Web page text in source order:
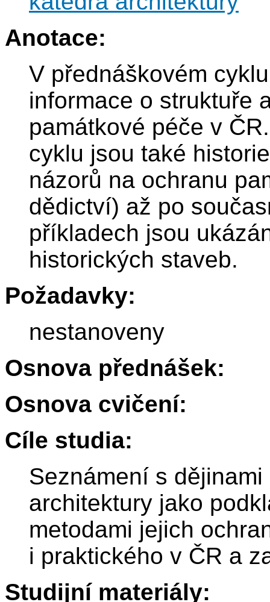
Anotace:
V přednáškovém
informace o struktuře
památkové péče v
cyklu jsou také
názorů na ochranu
dědictví) až po
příkladech jsou
historických staveb.
Požadavky:
nestanoveny
Osnova přednášek:
Osnova cvičení:
Cíle studia:
Seznámení s
architektury jako
metodami jejich
i praktického v ČR a
Studijní materiály: